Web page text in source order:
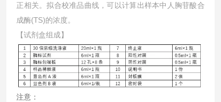
正相关。拟合校准品曲线，可以计算出样本中 人胸苷酸合
成酶(TS)的浓度。
【试剂盒组成】
注意：